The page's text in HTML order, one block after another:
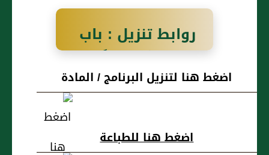
روابط تنزيل : باب
دُعَاءِ النَّبِيِّ صَلَّى
اللَّهُ عَلَيْهِ وَسَلَّمَ
اضغط هنا لتنزيل البرنامج / المادة
اضغط هنا للطباعة